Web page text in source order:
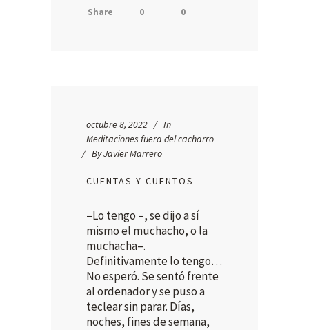
Share 0 0
octubre 8, 2022
In
Meditaciones fuera del cacharro
ByJavier Marrero
CUENTAS Y CUENTOS
–Lo tengo –, se dijo a sí
mismo el muchacho, o la
muchacha–.
Definitivamente lo tengo…
No esperó. Se sentó frente
al ordenador y se puso a
teclear sin parar. Días,
noches, fines de semana,